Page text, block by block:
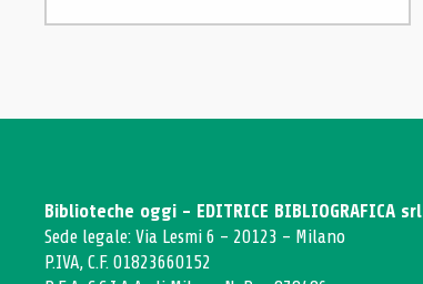
Biblioteche oggi - EDITRICE BIBLIOGRAFICA srl
Sede legale: Via Lesmi 6 - 20123 - Milano
P.IVA, C.F. 01823660152